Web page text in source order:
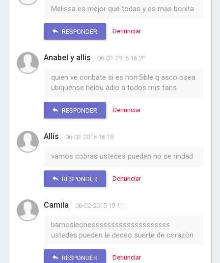
Melissa es mejor que todas y es mas bonita
RESPONDER Denunciar
Anabel y allis 06-03-2015 16:20
quien ve conbate si es horr5ible q asco osea
ubiquense helou adio a todos mis fans
RESPONDER Denunciar
Allis 06-03-2015 16:18
vamos cobras ustedes pueden no se rindad
RESPONDER Denunciar
Camila 06-02-2015 19:11
bamosleonessssssssssssssssssss
ustedes pueden le deceo suerte de corazòn
RESPONDER Denunciar